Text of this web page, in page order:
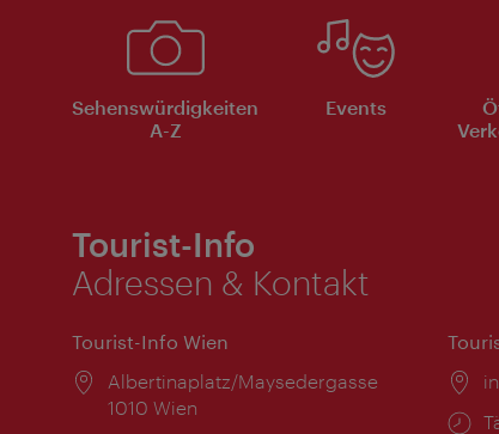
Sehenswürdigkeiten
A-Z
Events
Tourist-Info
Adressen & Kontakt
Tourist-Info Wien
Ort:
Albertinaplatz/Maysedergasse
1010 Wien